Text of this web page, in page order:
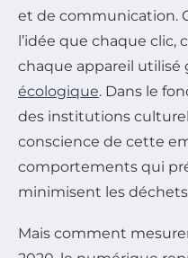
et de communication.
l’idée que chaque
chaque appareil utilisé
écologique. Dans le
des institutions
conscience de cette
comportements qui
minimisent les
Mais comment